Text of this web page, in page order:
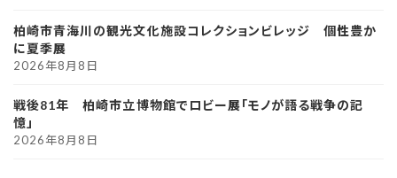
柏崎市青海川の観光文化施設コレクションビレッジ 個性豊か
に夏季展
2026年8月8日
戦後81年 柏崎市立博物館でロビー展「モノが語る戦争の記
憶」
2026年8月8日